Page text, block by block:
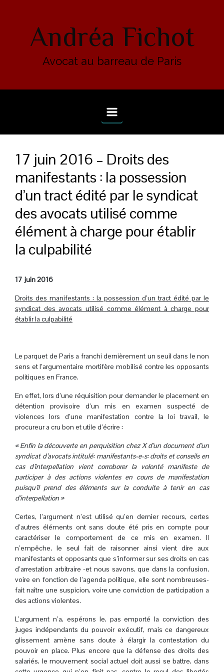
Andréa Fichot
Avocat au barreau de Paris
17 juin 2016 – Droits des
manifestants : la possession
d’un tract édité par le syndicat
des avocats utilisé comme
élément à charge pour établir
la culpabilité
17 juin 2016
Droits des manifestants : la possession d’un tract édité par le
syndicat des avocats utilisé comme élément à charge pour
établir la culpabilité
Le parquet de Paris a franchi dernièrement un seuil dans le non
sens et l’argumentaire mortifère mobilisé contre les opposants
politiques en France.
En effet, lors d’une réquisition pour demander le placement en
détention provisoire d’un mis en examen suspecté de
violences lors d’une manifestation contre la loi travail, le
procureur a cru bon et utile d’écrire :
« Enfin la découverte en perquisition chez X d’un document d’un
syndicat d’avocats intitulé: manifestants-e-s: droits et conseils en
cas d’interpellation vient corroborer la volonté manifeste de
participer à des actions violentes en cours de manifestation
puisqu’il prend des éléments sur la conduite à tenir en cas
d’interpellation »
Certes, l’argument n’est utilisé qu’en dernier recours, certes
d’autres éléments ont sans doute été pris en compte pour
caractériser le comportement de ce mis en examen. Il
n’empêche, le seul fait de raisonner ainsi vient dire aux
manifestants et opposants que s’informer sur ses droits en cas
d’arrestation arbitraire -et nous savons, que dans la confusion,
voire en fonction de l’agenda politique, elle sont nombreuses-
fait naître une suspicion, voire une conviction de participation a
des actions violentes.
L’argument n’a, espérons le, pas emporté la conviction des
juges indépendants du pouvoir exécutif, mais ce dangereux
glissement amène sans doute à élargir la contestation du
pouvoir en place. Plus encore que la défense des droits des
salariés, le mouvement social actuel doit aussi se battre, dans